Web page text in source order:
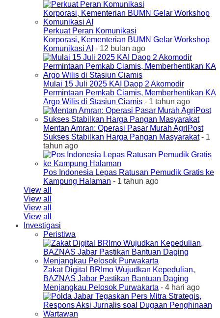
Perkuat Peran Komunikasi
Korporasi, Kementerian BUMN Gelar Workshop
Komunikasi AI - 12 bulan ago
Mulai 15 Juli 2025 KAI Daop 2 Akomodir
Permintaan Pemkab Ciamis, Memberhentikan KA
Argo Wilis di Stasiun Ciamis - 1 tahun ago
Mentan Amran: Operasi Pasar Murah AgriPost
Sukses Stabilkan Harga Pangan Masyarakat- 1
tahun ago
Pos Indonesia Lepas Ratusan Pemudik Gratis ke
Kampung Halaman - 1 tahun ago
View all
View all
View all
View all
Investigasi
Peristiwa
Zakat Digital BRImo Wujudkan Kepedulian,
BAZNAS Jabar Pastikan Bantuan Daging
Menjangkau Pelosok Purwakarta - 4 hari ago